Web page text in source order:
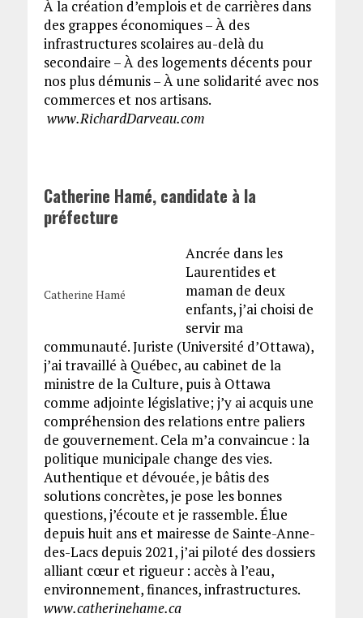
À la création d’emplois et de carrières dans
des grappes économiques – À des
infrastructures scolaires au-delà du
secondaire – À des logements décents pour
nos plus démunis – À une solidarité avec nos
commerces et nos artisans.
www.RichardDarveau.com
Catherine Hamé, candidate à la
préfecture
Catherine Hamé
Ancrée dans les
Laurentides et
maman de deux
enfants, j’ai choisi de
servir ma
communauté. Juriste (Université d’Ottawa),
j’ai travaillé à Québec, au cabinet de la
ministre de la Culture, puis à Ottawa
comme adjointe législative; j’y ai acquis une
compréhension des relations entre paliers
de gouvernement. Cela m’a convaincue : la
politique municipale change des vies.
Authentique et dévouée, je bâtis des
solutions concrètes, je pose les bonnes
questions, j’écoute et je rassemble. Élue
depuis huit ans et mairesse de Sainte-Anne-
des-Lacs depuis 2021, j’ai piloté des dossiers
alliant cœur et rigueur : accès à l’eau,
environnement, finances, infrastructures.
www.catherinehame.ca